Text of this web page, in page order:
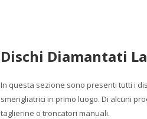
Dischi Diamantati
In questa sezione sono presenti tutti i
smerigliatrici in primo luogo. Di alcuni
taglierine o troncatori manuali.